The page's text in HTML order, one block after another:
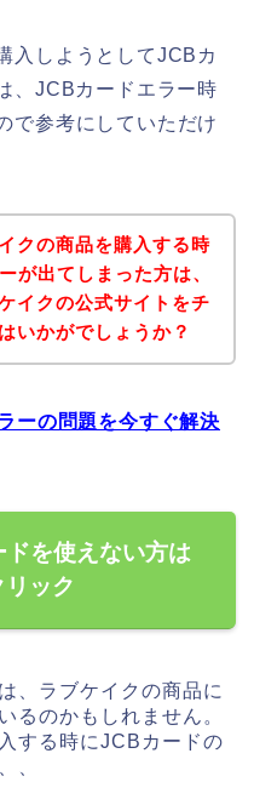
入しようとしてJCBカ
、JCBカードエラー時
で参考にしていただけ
クの商品を購入する時
が出てしまった方は、
イクの公式サイトをチ
いかがでしょうか？
ーの問題を今すぐ解決
を使えない方は
ック
、ラブケイクの商品に
るのかもしれません。
する時にJCBカードの
、